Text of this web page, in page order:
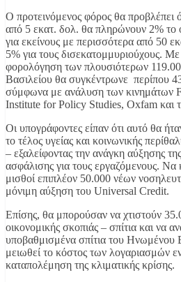
Ο προτεινόμενος φόρος θα προβλέπει
από 5 εκατ. δολ. θα πληρώνουν 2% το
για εκείνους με περισσότερα από 50
5% για τους δισεκατομμυριούχους.
φορολόγηση των πλουσιότερων
Βασιλείου θα συγκέντρωνε περίπου
σύμφωνα με ανάλυση των κινημάτων
Institute for Policy Studies, Oxfam και
Οι υπογράφοντες είπαν ότι αυτό θα
το τέλος υγείας και κοινωνικής
– εξαλείφοντας την ανάγκη αύξησης
ασφάλισης για τους εργαζόμενους. Να
μισθοί επιπλέον 50.000 νέων
μόνιμη αύξηση του Universal Credit.
Επίσης, θα μπορούσαν να χτιστούν
οικονομικής σκοπιάς – σπίτια και να
υποβαθμισμένα σπίτια του Ηνωμένου
μειωθεί το κόστος των λογαριασμών
καταπολέμηση της κλιματικής κρίσης.